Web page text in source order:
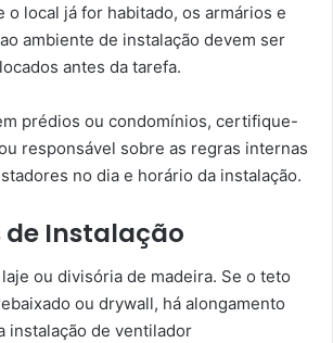
o local já for habitado, os armários e
ambiente de instalação devem ser
antes da tarefa.
prédios ou condomínios, certifique-
responsável sobre as regras internas
no dia e horário da instalação.
de Instalação
laje ou divisória de madeira. Se o teto
ou drywall, há alongamento
instalação de ventilador